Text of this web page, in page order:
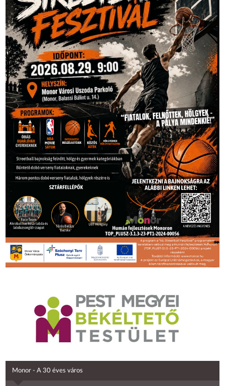
Monor - A 30 éves város